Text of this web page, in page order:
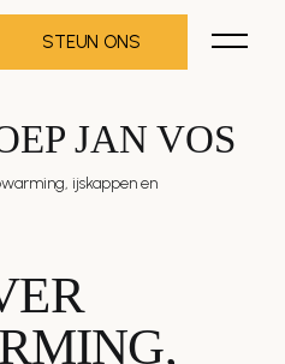
STEUN ONS
JAN VOS
ijskappen en